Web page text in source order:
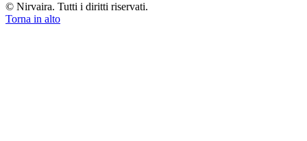
© Nirvaira. Tutti i diritti riservati.
Torna in alto